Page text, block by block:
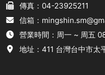
傳真：04-23925211
信箱：
營業時間：周一 ~ 周五
地址：411 台灣台中市太